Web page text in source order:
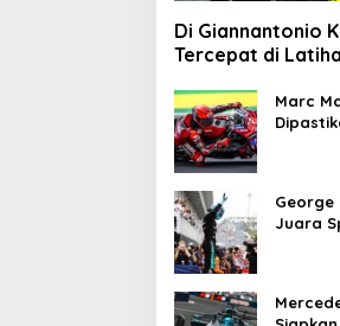
Di Giannantonio
Tercepat di
Marc
Izin
George
Juara